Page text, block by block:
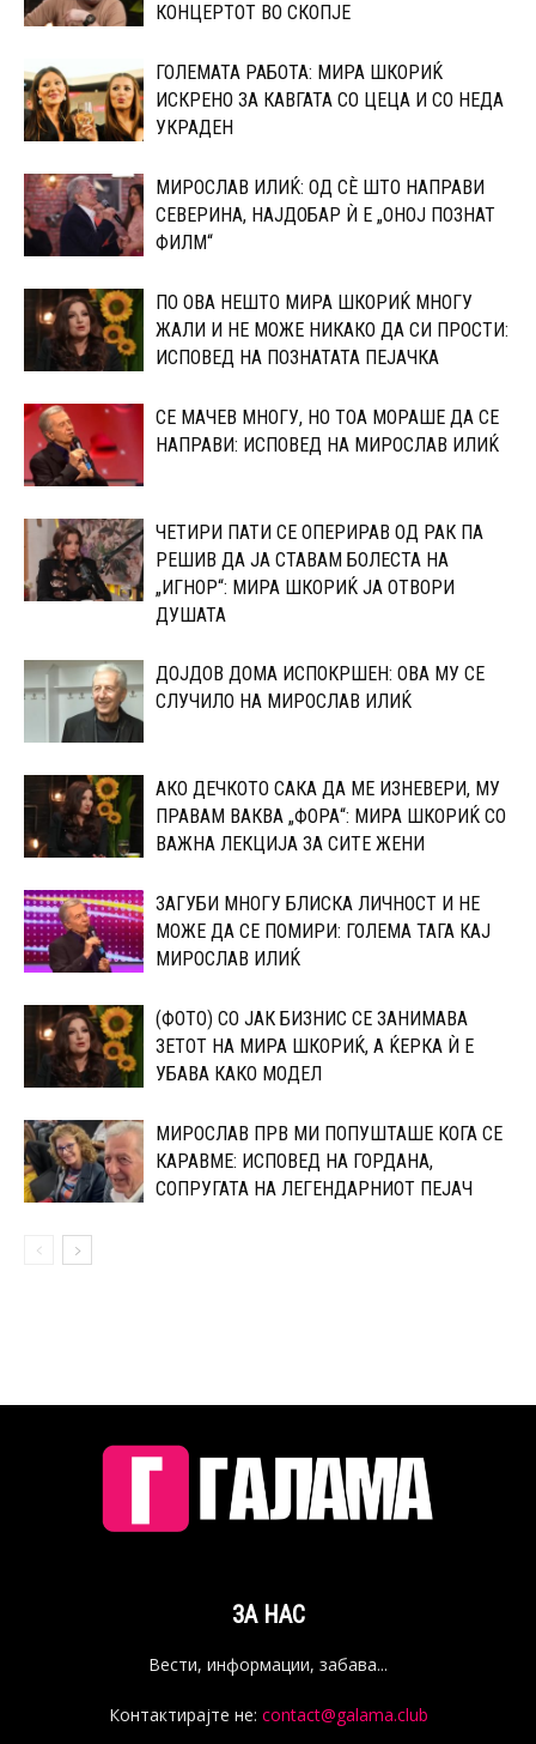
КОНЦЕРТОТ ВО СКОПЈЕ
ГОЛЕМАТА РАБОТА: МИРА ШКОРИЌ
ИСКРЕНО ЗА КАВГАТА СО ЦЕЦА И СО НЕДА
УКРАДЕН
МИРОСЛАВ ИЛИЌ: ОД СÈ ШТО НАПРАВИ
СЕВЕРИНА, НАЈДОБАР Ѝ Е „ОНОЈ ПОЗНАТ
ФИЛМ“
ПО ОВА НЕШТО МИРА ШКОРИЌ МНОГУ
ЖАЛИ И НЕ МОЖЕ НИКАКО ДА СИ ПРОСТИ:
ИСПОВЕД НА ПОЗНАТАТА ПЕЈАЧКА
СЕ МАЧЕВ МНОГУ, НО ТОА МОРАШЕ ДА СЕ
НАПРАВИ: ИСПОВЕД НА МИРОСЛАВ ИЛИЌ
ЧЕТИРИ ПАТИ СЕ ОПЕРИРАВ ОД РАК ПА
РЕШИВ ДА ЈА СТАВАМ БОЛЕСТА НА
„ИГНОР“: МИРА ШКОРИЌ ЈА ОТВОРИ
ДУШАТА
ДОЈДОВ ДОМА ИСПОКРШЕН: ОВА МУ СЕ
СЛУЧИЛО НА МИРОСЛАВ ИЛИЌ
АКО ДЕЧКОТО САКА ДА МЕ ИЗНЕВЕРИ, МУ
ПРАВАМ ВАКВА „ФОРА“: МИРА ШКОРИЌ СО
ВАЖНА ЛЕКЦИЈА ЗА СИТЕ ЖЕНИ
ЗАГУБИ МНОГУ БЛИСКА ЛИЧНОСТ И НЕ
МОЖЕ ДА СЕ ПОМИРИ: ГОЛЕМА ТАГА КАЈ
МИРОСЛАВ ИЛИЌ
(ФОТО) СО ЈАК БИЗНИС СЕ ЗАНИМАВА
ЗЕТОТ НА МИРА ШКОРИЌ, А ЌЕРКА Ѝ Е
УБАВА КАКО МОДЕЛ
МИРОСЛАВ ПРВ МИ ПОПУШТАШЕ КОГА СЕ
КАРАВМЕ: ИСПОВЕД НА ГОРДАНА,
СОПРУГАТА НА ЛЕГЕНДАРНИОТ ПЕЈАЧ
ЗА НАС
Вести, информации, забава...
Контактирајте не: contact@galama.club